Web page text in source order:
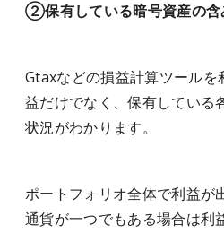
②保有している暗号資産の含
Gtaxなどの損益計算ツールを
益だけでなく、保有している
状況がわかります。
ポートフォリオ全体で利益が
通貨が一つでもある場合は利